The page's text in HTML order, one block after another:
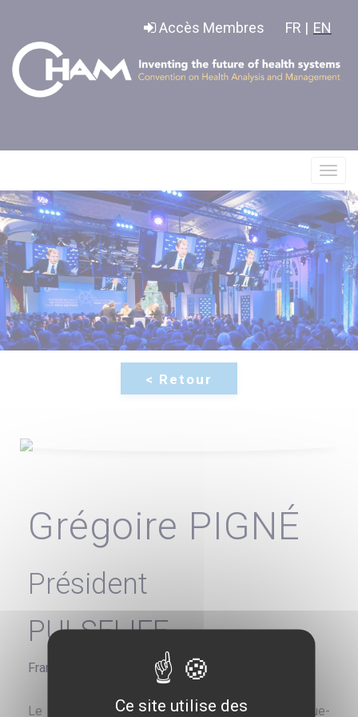
Accès Membres FR | EN
le
menu
Grégoire PIGNÉ
Président
PULSELIFE
France
Le Dr Grégoire Pigné est médecin oncologue-
Ce site utilise des